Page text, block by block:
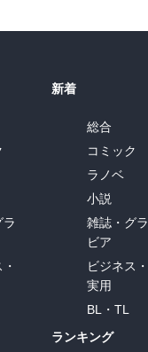
新着
総合
コミック
ラノベ
小説
雑誌・グラ
ビア
ビジネス・
実用
BL・TL
ランキング